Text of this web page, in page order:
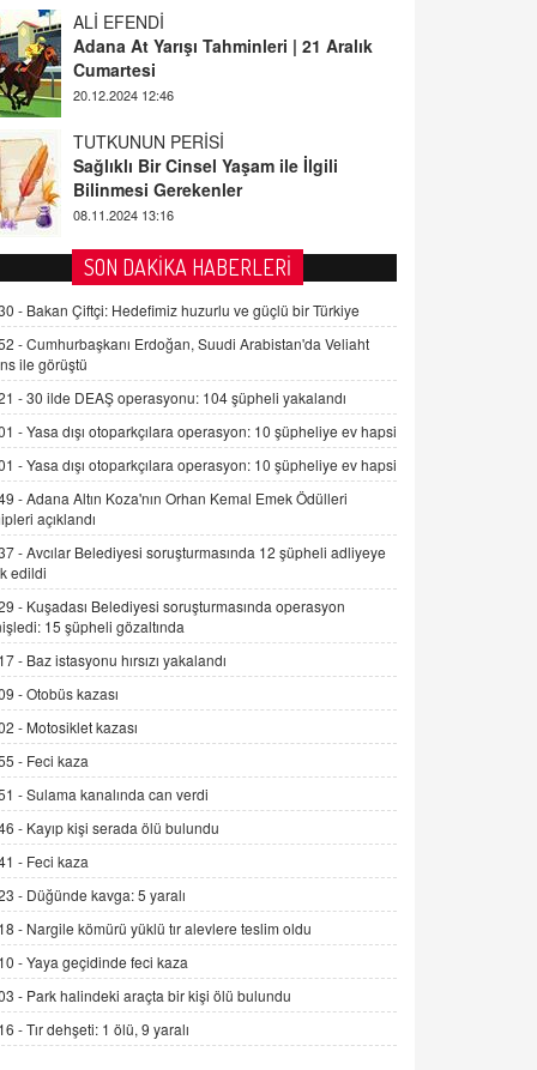
ALİ EFENDİ
Adana At Yarışı Tahminleri | 21 Aralık
Cumartesi
20.12.2024 12:46
TUTKUNUN PERİSİ
Sağlıklı Bir Cinsel Yaşam ile İlgili
Bilinmesi Gerekenler
08.11.2024 13:16
FARUK ÖNALAN
Tezkere Onaylanmasaydı…
2 Kasım 2021 Salı 00:11
AV. DOĞAN CAN DOĞAN
Kişisel verilerin korunması ve dijital
hukukun gelişimi
15.09.2025 16:17
SEHER EREK
Kış Ayları Geldi, Hangi Önlemler
Alınmalı?
İNCİ GÜL AKÖL
Trump Keşke Adana'yı da Ziyaret Etse...
06.07.2026 13:00
ADEM AKÖL
Esed Destekçilerinin Yüzüne Vurulan
Şamar: Sednaya
11.12.2024 12:30
DR. EKREM ASLAN
Gerçek Ne, Algı Ne? "Beraber
Yürüyoruz" Cümlesinin Peşinden
19.07.2025 12:45
GÖNÜL MENEKŞE
Şifacının Yolu
04.11.2025 12:56
SON DAKİKA HABERLERİ
- Bakan Çiftçi: Hedefimiz huzurlu ve güçlü bir Türkiye
-Cumhurbaşkanı Erdoğan, Suudi Arabistan'da Veliaht
ile görüştü
-30 ilde DEAŞ operasyonu: 104 şüpheli yakalandı
-Yasa dışı otoparkçılara operasyon: 10 şüpheliye ev hapsi
-Yasa dışı otoparkçılara operasyon: 10 şüpheliye ev hapsi
-Adana Altın Koza'nın Orhan Kemal Emek Ödülleri
açıklandı
-Avcılar Belediyesi soruşturmasında 12 şüpheli adliyeye
edildi
- Kuşadası Belediyesi soruşturmasında operasyon
15 şüpheli gözaltında
- Baz istasyonu hırsızı yakalandı
-Otobüs kazası
- Motosiklet kazası
- Feci kaza
-Sulama kanalında can verdi
- Kayıp kişi serada ölü bulundu
- Feci kaza
- Düğünde kavga: 5 yaralı
- Nargile kömürü yüklü tır alevlere teslim oldu
-Yaya geçidinde feci kaza
- Park halindeki araçta bir kişi ölü bulundu
-Tır dehşeti: 1 ölü, 9 yaralı